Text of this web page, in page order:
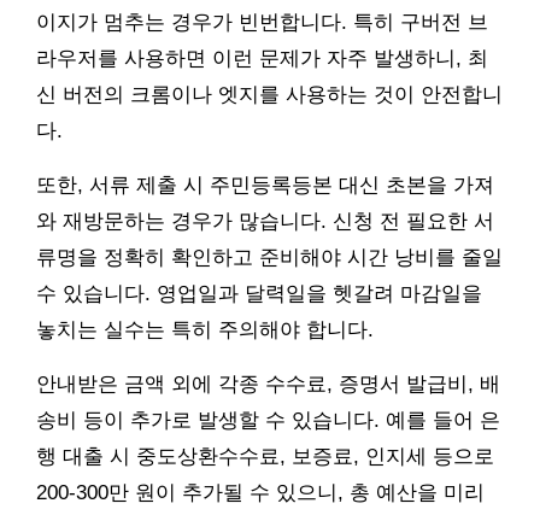
이지가 멈추는 경우가 빈번합니다. 특히 구버전 브
라우저를 사용하면 이런 문제가 자주 발생하니, 최
신 버전의 크롬이나 엣지를 사용하는 것이 안전합니
다.
또한, 서류 제출 시 주민등록등본 대신 초본을 가져
와 재방문하는 경우가 많습니다. 신청 전 필요한 서
류명을 정확히 확인하고 준비해야 시간 낭비를 줄일
수 있습니다. 영업일과 달력일을 헷갈려 마감일을
놓치는 실수는 특히 주의해야 합니다.
안내받은 금액 외에 각종 수수료, 증명서 발급비, 배
송비 등이 추가로 발생할 수 있습니다. 예를 들어 은
행 대출 시 중도상환수수료, 보증료, 인지세 등으로
200-300만 원이 추가될 수 있으니, 총 예산을 미리